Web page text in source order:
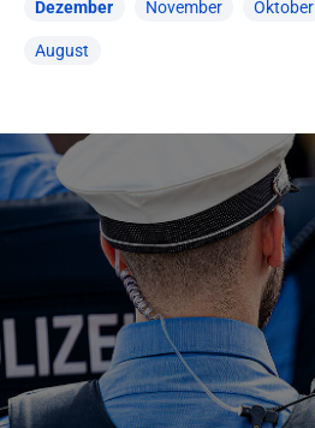
Dezember November Oktober
August